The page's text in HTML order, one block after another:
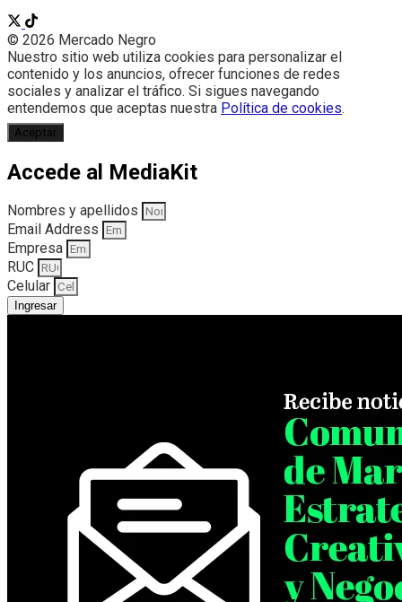
© 2026 Mercado Negro
Nuestro sitio web utiliza cookies para personalizar el
contenido y los anuncios, ofrecer funciones de redes
sociales y analizar el tráfico. Si sigues navegando
entendemos que aceptas nuestra Política de cookies.
Aceptar
Accede al MediaKit
Nombres y apellidos
Email Address
Empresa
RUC
Celular
Ingresar